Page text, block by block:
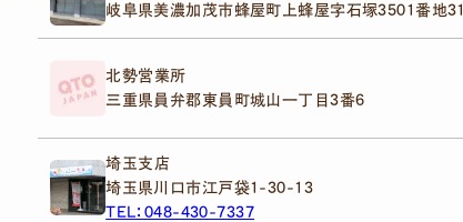
岐阜県美濃加茂市蜂屋町上蜂屋字石塚3501番地31
北勢営業所
三重県員弁郡東員町城山一丁目3番6
埼玉支店
埼玉県川口市江戸袋1-30-13
TEL：048-430-7337